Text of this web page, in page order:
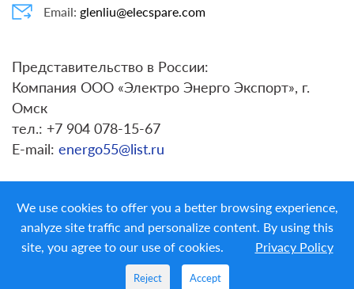
Email: glenliu@elecspare.com
Представительство в России:
Компания ООО «Электро Энерго Экспорт», г.
Омск
тел.: +7 904 078-15-67
E-mail: energo55@list.ru
Copyright ©LIYOND ELECTRIC CO. LTD.
All Rights
We use cookies to offer you a better browsing experience,
analyze site traffic and personalize content. By using this
site, you agree to our use of cookies. Privacy Policy
Reject Accept